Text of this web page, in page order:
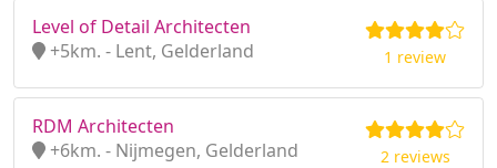
Level of Detail Architecten
+5km. - Lent, Gelderland
1 review
RDM Architecten
+6km. - Nijmegen, Gelderland
2 reviews